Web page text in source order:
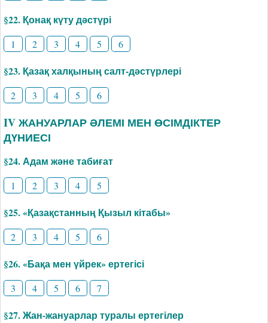
§22. Қонақ күту дәстүрі
1 2 3 4 5 6
§23. Қазақ халқының салт-дәстүрлері
2 3 4 5 6
IV ЖАНУАРЛАР ӘЛЕМІ МЕН ӨСІМДІКТЕР
ДҮНИЕСІ
§24. Адам және табиғат
1 2 3 4 5
§25. «Қазақстанның Қызыл кітабы»
2 3 4 5 6
§26. «Бақа мен үйрек» ертегісі
3 4 5 6 7
§27. Жан-жануарлар туралы ертегілер